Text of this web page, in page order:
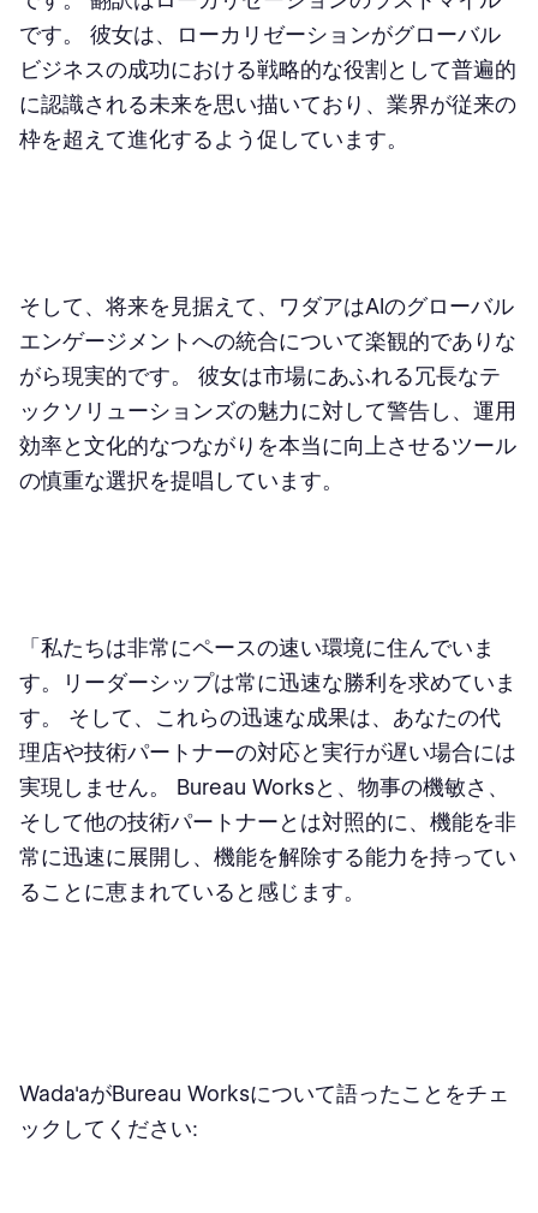
です。 彼女は、ローカリゼーションがグローバル
ビジネスの成功における戦略的な役割として普遍的
に認識される未来を思い描いており、業界が従来の
枠を超えて進化するよう促しています。
そして、将来を見据えて、ワダアはAIのグローバル
エンゲージメントへの統合について楽観的でありな
がら現実的です。 彼女は市場にあふれる冗長なテ
ックソリューションズの魅力に対して警告し、運用
効率と文化的なつながりを本当に向上させるツール
の慎重な選択を提唱しています。
「私たちは非常にペースの速い環境に住んでいま
す。リーダーシップは常に迅速な勝利を求めていま
す。 そして、これらの迅速な成果は、あなたの代
理店や技術パートナーの対応と実行が遅い場合には
実現しません。 Bureau Worksと、物事の機敏さ、
そして他の技術パートナーとは対照的に、機能を非
常に迅速に展開し、機能を解除する能力を持ってい
ることに恵まれていると感じます。
Wada'aがBureau Worksについて語ったことをチェ
ックしてください: